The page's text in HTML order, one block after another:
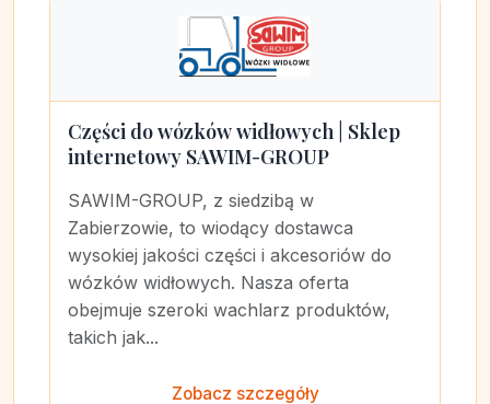
Części do wózków widłowych | Sklep
internetowy SAWIM-GROUP
SAWIM-GROUP, z siedzibą w
Zabierzowie, to wiodący dostawca
wysokiej jakości części i akcesoriów do
wózków widłowych. Nasza oferta
obejmuje szeroki wachlarz produktów,
takich jak...
Zobacz szczegóły